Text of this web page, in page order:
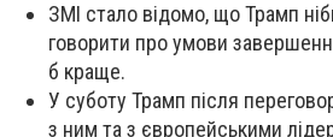
ЗМІ стало відомо, що Трамп
говорити про умови
б краще.
У суботу Трамп після
з ним та з європейськими